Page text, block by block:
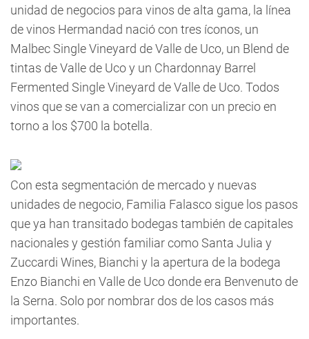
unidad de negocios para vinos de alta gama, la línea
de vinos Hermandad nació con tres íconos, un
Malbec Single Vineyard de Valle de Uco, un Blend de
tintas de Valle de Uco y un Chardonnay Barrel
Fermented Single Vineyard de Valle de Uco. Todos
vinos que se van a comercializar con un precio en
torno a los $700 la botella.
Con esta segmentación de mercado y nuevas
unidades de negocio, Familia Falasco sigue los pasos
que ya han transitado bodegas también de capitales
nacionales y gestión familiar como Santa Julia y
Zuccardi Wines, Bianchi y la apertura de la bodega
Enzo Bianchi en Valle de Uco donde era Benvenuto de
la Serna. Solo por nombrar dos de los casos más
importantes.